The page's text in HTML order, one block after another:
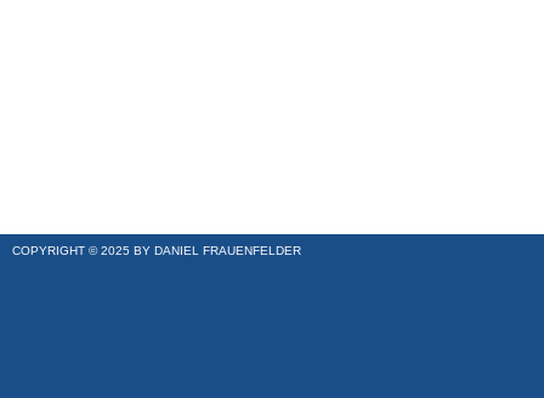
COPYRIGHT © 2025 BY DANIEL FRAUENFELDER